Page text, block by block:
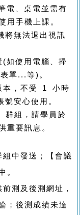
電、桌電並需有
用手機上課。
將無法退出視訊
(如使用電腦、掃
單...等) 。
本，不受 1 小時
號安心使用。
群組，請學員於
重要訊息。
中發送；【會議
。
測及後測網址，
；後測成績未達